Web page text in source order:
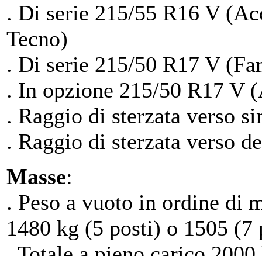
. Di serie 215/55 R16 V
Tecno)
. Di serie 215/50 R17 V
. In opzione 215/50 R17 V
. Raggio di sterzata verso
. Raggio di sterzata verso
Masse:
. Peso a vuoto in ordine di
1480 kg (5 posti) o 1505 (7